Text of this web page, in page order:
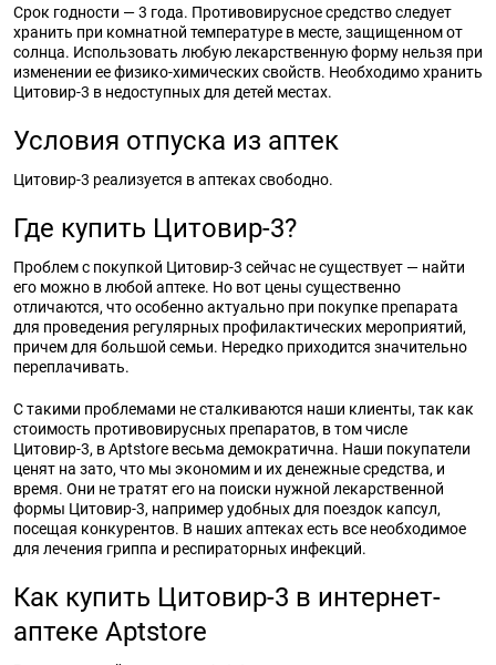
Срок годности — 3 года. Противовирусное средство следует
хранить при комнатной температуре в месте, защищенном от
солнца. Использовать любую лекарственную форму нельзя при
изменении ее физико-химических свойств. Необходимо хранить
Цитовир-3 в недоступных для детей местах.
Условия отпуска из аптек
Цитовир-3 реализуется в аптеках свободно.
Где купить Цитовир-3?
Проблем с покупкой Цитовир-3 сейчас не существует — найти
его можно в любой аптеке. Но вот цены существенно
отличаются, что особенно актуально при покупке препарата
для проведения регулярных профилактических мероприятий,
причем для большой семьи. Нередко приходится значительно
переплачивать.
С такими проблемами не сталкиваются наши клиенты, так как
стоимость противовирусных препаратов, в том числе
Цитовир-3, в Aptstore весьма демократична. Наши покупатели
ценят на зато, что мы экономим и их денежные средства, и
время. Они не тратят его на поиски нужной лекарственной
формы Цитовир-3, например удобных для поездок капсул,
посещая конкурентов. В наших аптеках есть все необходимое
для лечения гриппа и респираторных инфекций.
Как купить Цитовир-3 в интернет-
аптеке Aptstore